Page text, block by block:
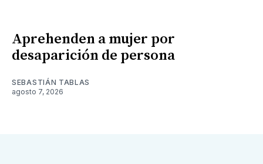
Aprehenden a mujer por
desaparición de persona
SEBASTIÁN TABLAS
agosto 7, 2026